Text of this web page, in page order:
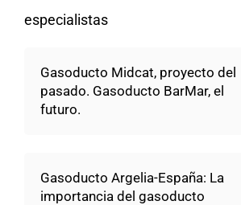
especialistas
Gasoducto Midcat, proyecto del
pasado. Gasoducto BarMar, el
futuro.
Gasoducto Argelia-España: La
importancia del gasoducto